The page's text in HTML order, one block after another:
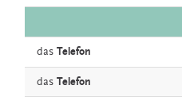
das Telefon
das Telefon